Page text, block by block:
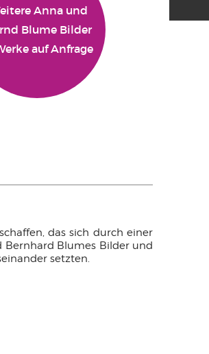
Anna und
Blume Bilder
auf Anfrage
das sich durch einer
Bernhard Blumes Bilder und
setzten.